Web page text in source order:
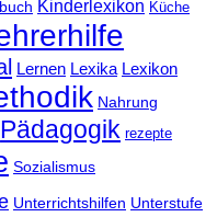
Kinderlexikon Küche
Lernen Lexika Lexikon
Nahrung
Pädagogik rezepte
Sozialismus
Unterrichtshilfen Unterstufe